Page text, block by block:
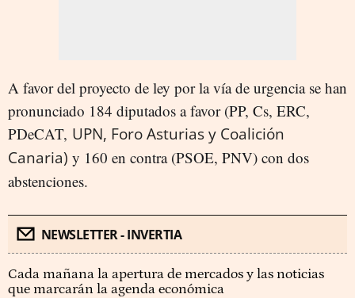
A favor del proyecto de ley por la vía de urgencia se han
pronunciado 184 diputados a favor (PP, Cs, ERC,
PDeCAT, UPN, Foro Asturias y Coalición
Canaria) y 160 en contra (PSOE, PNV) con dos
abstenciones.
NEWSLETTER - INVERTIA
Cada mañana la apertura de mercados y las noticias
que marcarán la agenda económica